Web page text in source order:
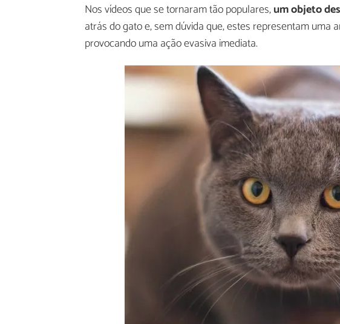
Nos vídeos que se tornaram tão populares,um objeto
atrás do gato e, sem dúvida que, estes representam uma
provocando uma ação evasiva imediata.